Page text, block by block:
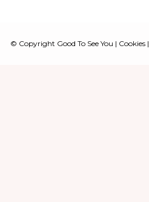
© Copyright Good To See You | Cookies|